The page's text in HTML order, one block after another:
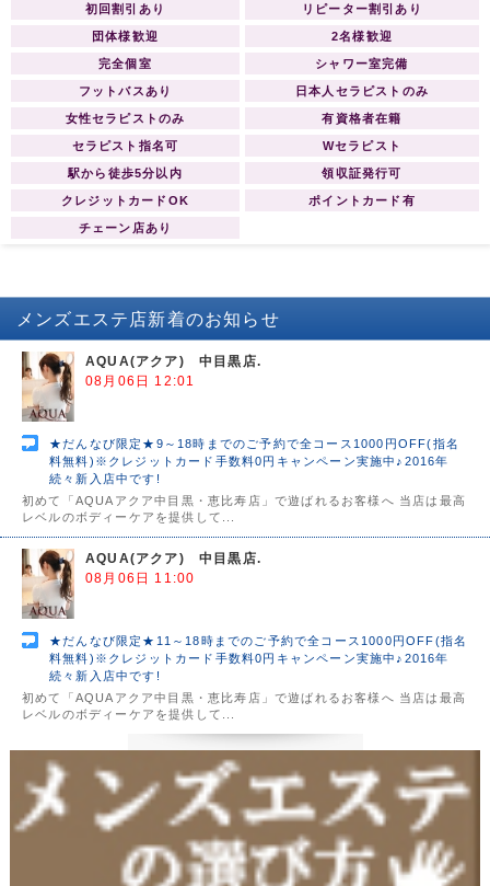
ランドオープンする運びと相成りま
したことをご案内申し上げます。 こ
れも皆様のご支援とご協力の賜物と
心より感謝する次第です。 つきまし
ご優待券をメールマガジンにて同封
させて頂きます。 皆様のご期待に添
えますよう日々精進する所存で御座
いますので、なにとぞ倍旧のご指
総支配人 R.YURIA
初回割引あり リピーター割引あり
団体様歓迎 2名様歓迎
完全個室 シャワー室完備
フットバスあり 日本人セラピストのみ
女性セラピストのみ 有資格者在籍
セラピスト指名可 Wセラピスト
駅から徒歩5分以内 領収証発行可
クレジットカードOK ポイントカード有
チェーン店あり
メンズエステ店新着のお知らせ
AQUA(アクア) 中目黒店.
08月06日 12:01
★だんなび限定★9～18時までのご予約で全コース1000円OFF(指名
料無料)※クレジットカード手数料0円キャンペーン実施中♪2016年
続々新入店中です!
初めて「AQUAアクア中目黒・恵比寿店」で遊ばれるお客様へ 当店は最高
レベルのボディーケアを提供して...
AQUA(アクア) 中目黒店.
08月06日 11:00
★だんなび限定★11～18時までのご予約で全コース1000円OFF(指名
料無料)※クレジットカード手数料0円キャンペーン実施中♪2016年
続々新入店中です!
初めて「AQUAアクア中目黒・恵比寿店」で遊ばれるお客様へ 当店は最高
レベルのボディーケアを提供して...